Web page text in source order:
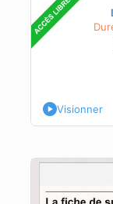
Visionner